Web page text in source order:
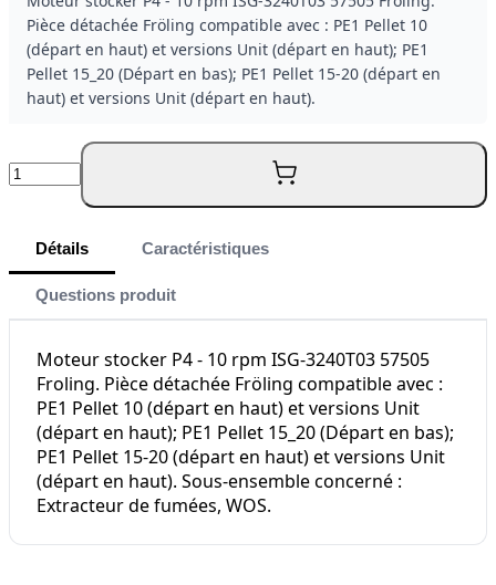
Pièce détachée Fröling compatible avec : PE1 Pellet 10
(départ en haut) et versions Unit (départ en haut); PE1
Pellet 15_20 (Départ en bas); PE1 Pellet 15-20 (départ en
haut) et versions Unit (départ en haut).
Quantité
Détails Caractéristiques
Questions produit
Moteur stocker P4 - 10 rpm ISG-3240T03 57505
Froling. Pièce détachée Fröling compatible avec :
PE1 Pellet 10 (départ en haut) et versions Unit
(départ en haut); PE1 Pellet 15_20 (Départ en bas);
PE1 Pellet 15-20 (départ en haut) et versions Unit
(départ en haut). Sous-ensemble concerné :
Extracteur de fumées, WOS.